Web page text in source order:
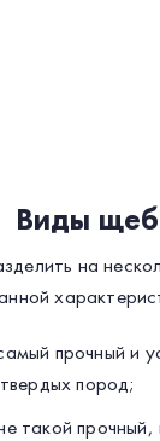
Виды
на
прочный и
пород;
такой прочный,